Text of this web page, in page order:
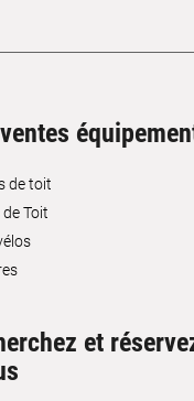
de toit
Toit
et